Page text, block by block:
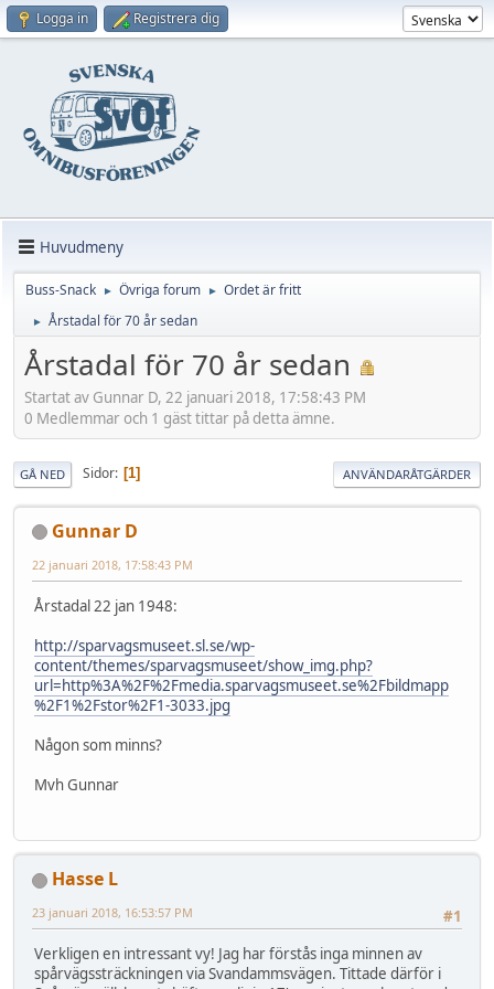
Logga in Registrera dig
Huvudmeny
Buss-Snack ► Övriga forum ► Ordet är fritt
► Årstadal för 70 år sedan
Årstadal för 70 år sedan
Startat av Gunnar D, 22 januari 2018, 17:58:43 PM
0 Medlemmar och 1 gäst tittar på detta ämne.
GÅ NED Sidor 1 ANVÄNDARÅTGÄRDER
Gunnar D
22 januari 2018, 17:58:43 PM
Årstadal 22 jan 1948:
http://sparvagsmuseet.sl.se/wp-
content/themes/sparvagsmuseet/show_img.php?
url=http%3A%2F%2Fmedia.sparvagsmuseet.se%2Fbildmapp
%2F1%2Fstor%2F1-3033.jpg
Någon som minns?
Mvh Gunnar
Hasse L
#1
23 januari 2018, 16:53:57 PM
Verkligen en intressant vy! Jag har förstås inga minnen av
spårvägssträckningen via Svandammsvägen. Tittade därför i